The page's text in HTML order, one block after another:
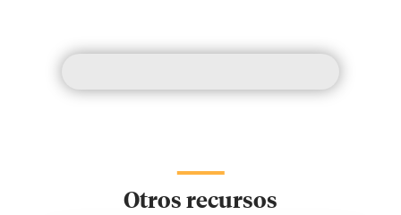
Otros recursos